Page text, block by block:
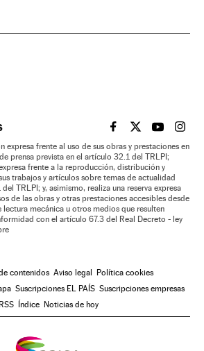
EL PAÍS BRASIL EN
EL PAÍSEL PAÍS
EL
expresa frente al uso de sus obras y prestaciones en
prensa prevista en el artículo 32.1 del TRLPI;
frente a la reproducción, distribución y
trabajos y artículos sobre temas de actualidad
TRLPI; y, asimismo, realiza una reserva expresa
de las obras y otras prestaciones accesibles desde
mecánica u otros medios que resulten
con el artículo 67.3 del Real Decreto - ley
contenidos Aviso legal Política cookies
Suscripciones EL PAÍS Suscripciones empresas
RSS Índice Noticias de hoy